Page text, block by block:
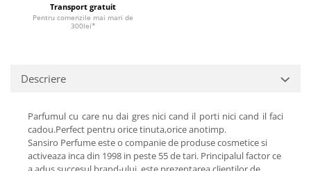
Transport gratuit
Pentru comenzile mai mari de
300lei*
Descriere
Parfumul cu care nu dai gres nici cand il porti nici cand il faci
cadou.Perfect pentru orice tinuta,orice anotimp.
Sansiro Perfume este o companie de produse cosmetice si
activeaza inca din 1998 in peste 55 de tari. Principalul factor ce